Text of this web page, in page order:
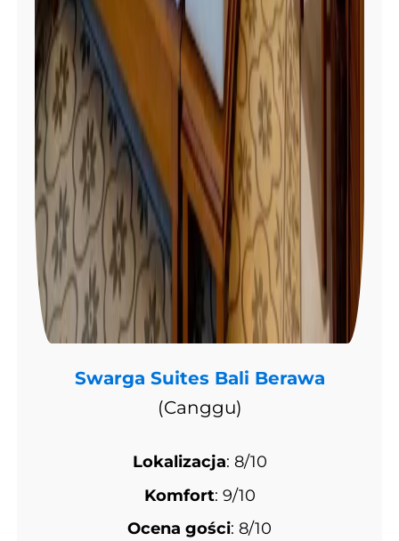
Swarga Suites Bali Berawa
(Canggu)
Lokalizacja: 8/10
Komfort: 9/10
Ocena gości: 8/10